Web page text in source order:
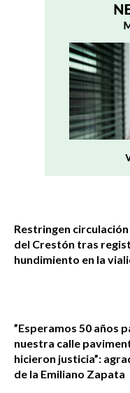
Restringen
del Crestón tras
hundimiento en la
”Esperamos 50 años
nuestra calle
hicieron justicia”:
de la Emiliano Zapata